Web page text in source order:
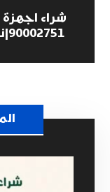
شراء
90002751|نشتري اثاث مستعمل الكويت